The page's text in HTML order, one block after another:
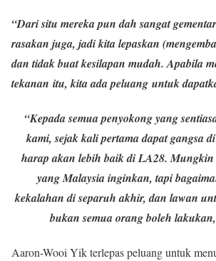
“Dari situ mereka pun dah sangat
rasakan juga, jadi kita lepaskan
dan tidak buat kesilapan mudah. Apabila
tekanan itu, kita ada peluang untuk
“Kepada semua penyokong yang
kami, sejak kali pertama dapat gangsa
harap akan lebih baik di LA28. Mungkin
yang Malaysia inginkan, tapi
kekalahan di separuh akhir, dan lawan
bukan semua orang boleh
Aaron-Wooi Yik terlepas peluang untuk